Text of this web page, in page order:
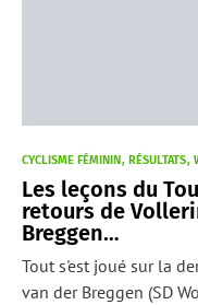
CYCLISME FÉMININ RÉSULTATS
Les leçons du
retours de
Breggen…
Tout s'est joué sur la
van der Breggen (SD